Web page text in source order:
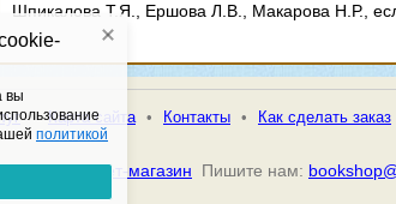
вы
политикой
Шпикалова Т.Я., Ершова Л.В., Макарова Н.Р.,
• Карта сайта • Контакты • Как сделать заказ
интернет-магазин Пишите нам: